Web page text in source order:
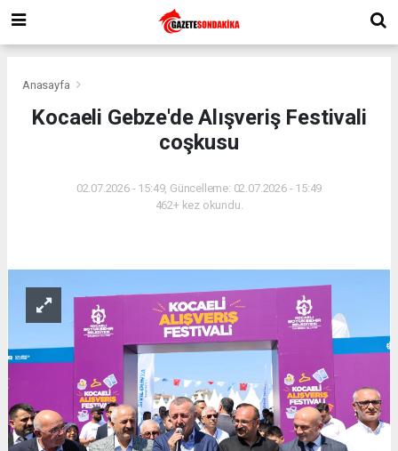
Anasayfa
Kocaeli Gebze'de Alışveriş Festivali
coşkusu
02.07.2026 - 15:49, Güncelleme: 02.07.2026 - 15:49
462+ kez okundu.